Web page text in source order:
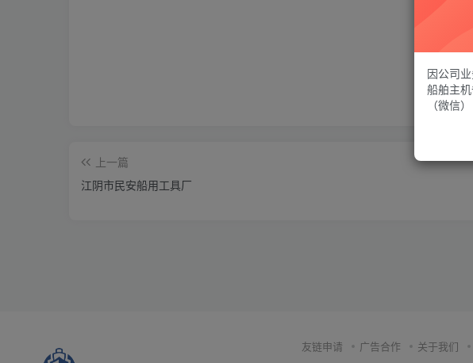
点
上一篇
江阴市民安船用工具厂
友链申请 广告合作 关于我们
因公司
船舶主
（微信